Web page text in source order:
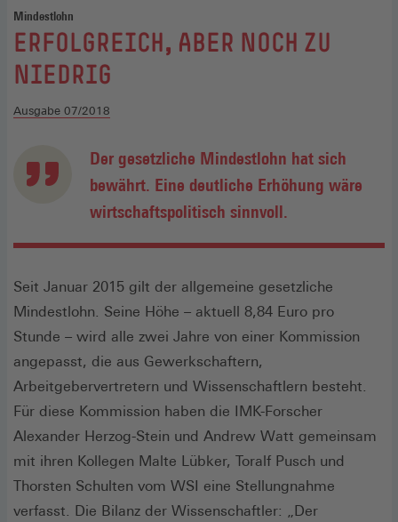
Mindestlohn
:
ERFOLGREICH, ABER NOCH ZU
NIEDRIG
Ausgabe 07/2018
Der gesetzliche Mindestlohn hat sich
bewährt. Eine deutliche Erhöhung wäre
wirtschaftspolitisch sinnvoll.
Seit Januar 2015 gilt der allgemeine gesetzliche
Mindestlohn. Seine Höhe – aktuell 8,84 Euro pro
Stunde – wird alle zwei Jahre von einer Kommission
angepasst, die aus Gewerkschaftern,
Arbeitgebervertretern und Wissenschaftlern besteht.
Für diese Kommission haben die IMK-Forscher
Alexander Herzog-Stein und Andrew Watt gemeinsam
mit ihren Kollegen Malte Lübker, Toralf Pusch und
Thorsten Schulten vom WSI eine Stellungnahme
verfasst. Die Bilanz der Wissenschaftler: „Der